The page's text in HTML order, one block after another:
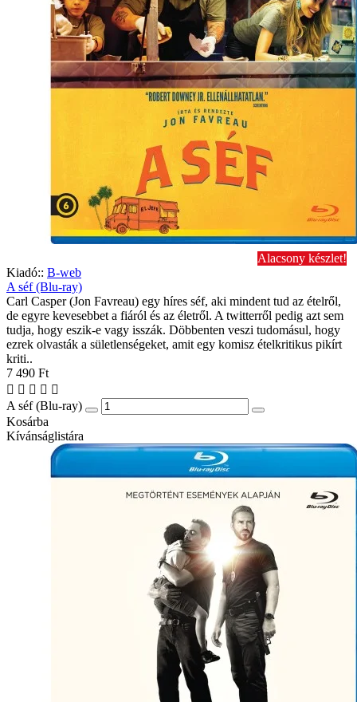
Alacsony készlet!
Kiadó:: B-web
A séf (Blu-ray)
Carl Casper (Jon Favreau) egy híres séf, aki mindent tud az ételről,
de egyre kevesebbet a fiáról és az életről. A twitterről pedig azt sem
tudja, hogy eszik-e vagy isszák. Döbbenten veszi tudomásul, hogy
ezrek olvasták a sületlenségeket, amit egy komisz ételkritikus pikírt
kriti..
7 490 Ft
A séf (Blu-ray)
Kosárba
Kívánságlistára